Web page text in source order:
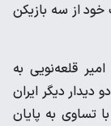
خود از سه بازیکن
قلعه‌نویی به
دست یافت. دو دیدار دیگر ایران
تساوی به پایان